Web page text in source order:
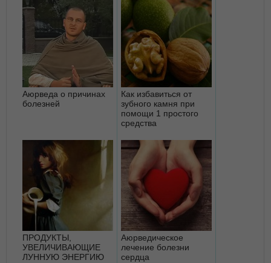
Аюрведа о причинах
болезней
Как избавиться от
зубного камня при
помощи 1 простого
средства
ПРОДУКТЫ,
УВЕЛИЧИВАЮЩИЕ
ЛУННУЮ ЭНЕРГИЮ
Аюрведическое
лечение болезни
сердца